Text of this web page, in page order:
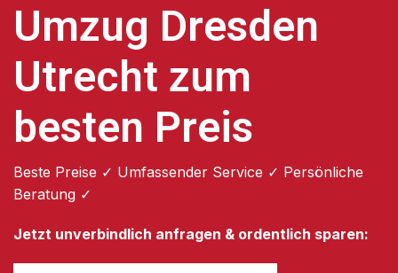
Umzug Dresden
Utrecht zum
besten Preis
Beste Preise ✓ Umfassender Service ✓ Persönliche
Beratung ✓
Jetzt unverbindlich anfragen & ordentlich sparen: